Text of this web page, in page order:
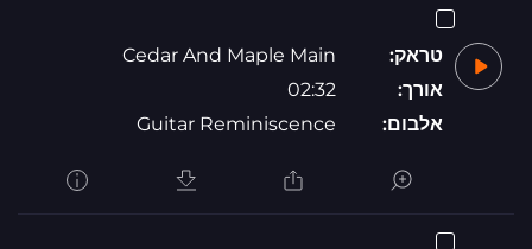
טראק:
Cedar And Maple Main
אורך:
02:32
אלבום:
Guitar Reminiscence